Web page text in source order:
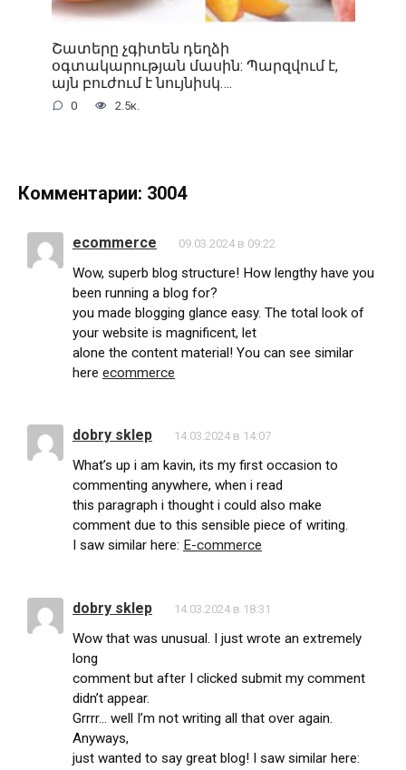
Շատերը չգիտեն դեղձի
օգտակարության մասին: Պարզվում է,
այն բուժում է նույնիսկ….
0 2.5к.
Комментарии: 3004
ecommerce 09.03.2024 в 09:22
Wow, superb blog structure! How lengthy have you
been running a blog for?
you made blogging glance easy. The total look of
your website is magnificent, let
alone the content material! You can see similar
here ecommerce
dobry sklep 14.03.2024 в 14:07
What’s up i am kavin, its my first occasion to
commenting anywhere, when i read
this paragraph i thought i could also make
comment due to this sensible piece of writing.
I saw similar here: E-commerce
dobry sklep 14.03.2024 в 18:31
Wow that was unusual. I just wrote an extremely
long
comment but after I clicked submit my comment
didn’t appear.
Grrrr… well I’m not writing all that over again.
Anyways,
just wanted to say great blog! I saw similar here: